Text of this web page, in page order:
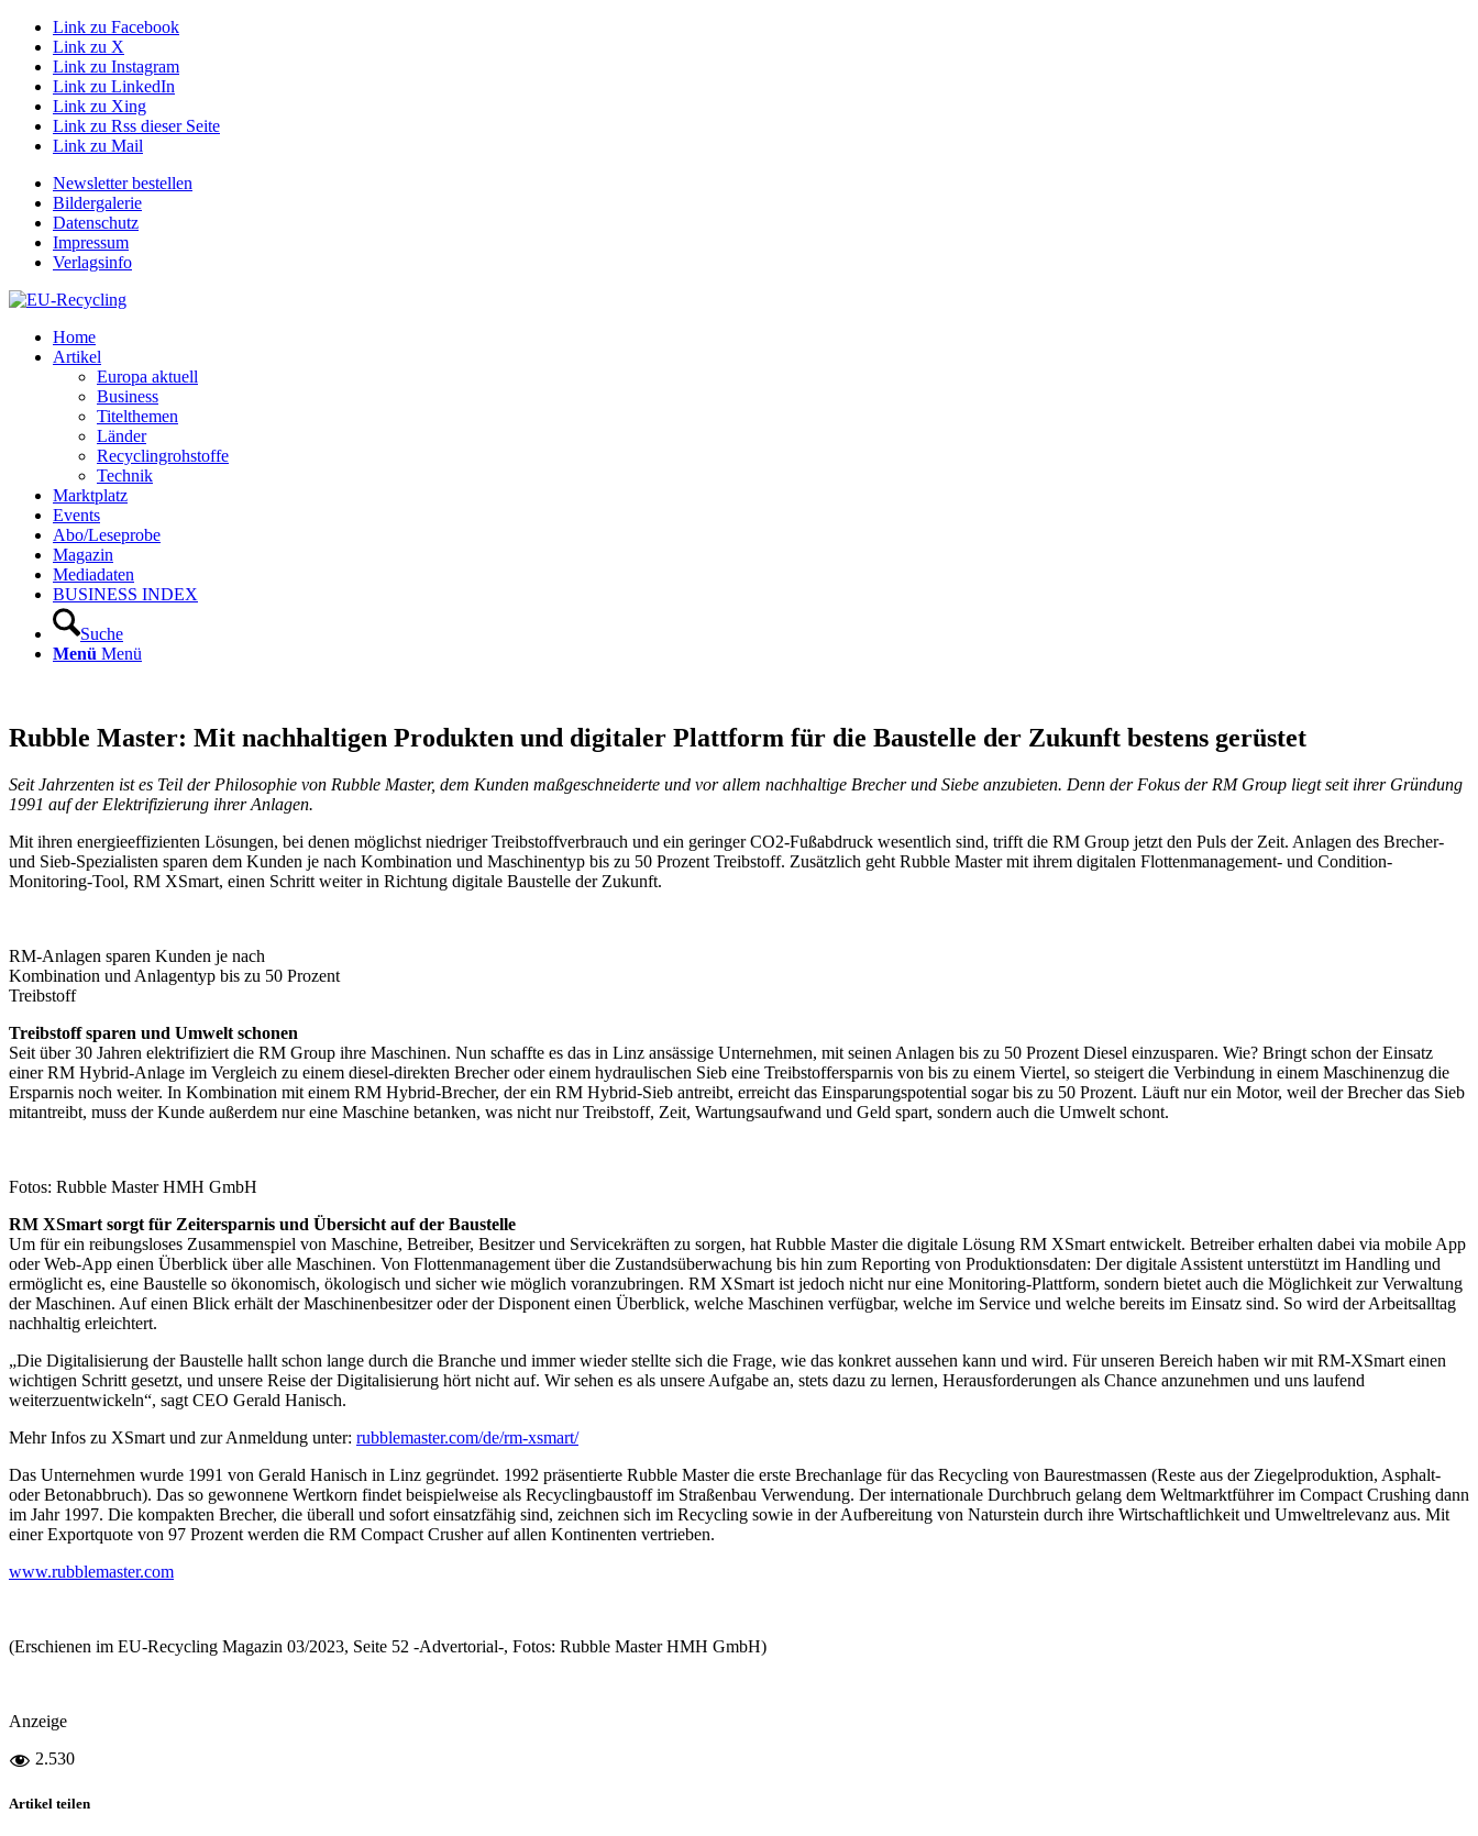
Link zu Facebook
Link zu X
Link zu Instagram
Link zu LinkedIn
Link zu Xing
Link zu Rss dieser Seite
Link zu Mail
Newsletter bestellen
Bildergalerie
Datenschutz
Impressum
Verlagsinfo
Home
Artikel
Europa aktuell
Business
Titelthemen
Länder
Recyclingrohstoffe
Technik
Marktplatz
Events
Abo/Leseprobe
Magazin
Mediadaten
BUSINESS INDEX
Suche
Menü Menü
Rubble Master: Mit nachhaltigen Produkten und digitaler Plattform für die Baustelle der Zukunft bestens gerüstet
Seit Jahrzenten ist es Teil der Philosophie von Rubble Master, dem Kunden maßgeschneiderte und vor allem nachhaltige Brecher und Siebe anzubieten. Denn der Fokus der RM Group liegt seit ihrer Gründung
1991 auf der Elektrifizierung ihrer Anlagen.
Mit ihren energieeffizienten Lösungen, bei denen möglichst niedriger Treibstoffverbrauch und ein geringer CO2-Fußabdruck wesentlich sind, trifft die RM Group jetzt den Puls der Zeit. Anlagen des Brecher-
und Sieb-Spezialisten sparen dem Kunden je nach Kombination und Maschinentyp bis zu 50 Prozent Treibstoff. Zusätzlich geht Rubble Master mit ihrem digitalen Flottenmanagement- und Condition-
Monitoring-Tool, RM XSmart, einen Schritt weiter in Richtung digitale Baustelle der Zukunft.
RM-Anlagen sparen Kunden je nach
Kombination und Anlagentyp bis zu 50 Prozent
Treibstoff
Treibstoff sparen und Umwelt schonen
Seit über 30 Jahren elektrifiziert die RM Group ihre Maschinen. Nun schaffte es das in Linz ansässige Unternehmen, mit seinen Anlagen bis zu 50 Prozent Diesel einzusparen. Wie? Bringt schon der Einsatz
einer RM Hybrid-Anlage im Vergleich zu einem diesel-direkten Brecher oder einem hydraulischen Sieb eine Treibstoffersparnis von bis zu einem Viertel, so steigert die Verbindung in einem Maschinenzug die
Ersparnis noch weiter. In Kombination mit einem RM Hybrid-Brecher, der ein RM Hybrid-Sieb antreibt, erreicht das Einsparungspotential sogar bis zu 50 Prozent. Läuft nur ein Motor, weil der Brecher das Sieb
mitantreibt, muss der Kunde außerdem nur eine Maschine betanken, was nicht nur Treibstoff, Zeit, Wartungsaufwand und Geld spart, sondern auch die Umwelt schont.
Fotos: Rubble Master HMH GmbH
RM XSmart sorgt für Zeitersparnis und Übersicht auf der Baustelle
Um für ein reibungsloses Zusammenspiel von Maschine, Betreiber, Besitzer und Servicekräften zu sorgen, hat Rubble Master die digitale Lösung RM XSmart entwickelt. Betreiber erhalten dabei via mobile App
oder Web-App einen Überblick über alle Maschinen. Von Flottenmanagement über die Zustandsüberwachung bis hin zum Reporting von Produktionsdaten: Der digitale Assistent unterstützt im Handling und
ermöglicht es, eine Baustelle so ökonomisch, ökologisch und sicher wie möglich voranzubringen. RM XSmart ist jedoch nicht nur eine Monitoring-Plattform, sondern bietet auch die Möglichkeit zur Verwaltung
der Maschinen. Auf einen Blick erhält der Maschinenbesitzer oder der Disponent einen Überblick, welche Maschinen verfügbar, welche im Service und welche bereits im Einsatz sind. So wird der Arbeitsalltag
nachhaltig erleichtert.
„Die Digitalisierung der Baustelle hallt schon lange durch die Branche und immer wieder stellte sich die Frage, wie das konkret aussehen kann und wird. Für unseren Bereich haben wir mit RM-XSmart einen
wichtigen Schritt gesetzt, und unsere Reise der Digitalisierung hört nicht auf. Wir sehen es als unsere Aufgabe an, stets dazu zu lernen, Herausforderungen als Chance anzunehmen und uns laufend
weiterzuentwickeln“, sagt CEO Gerald Hanisch.
Mehr Infos zu XSmart und zur Anmeldung unter: rubblemaster.com/de/rm-xsmart/
Das Unternehmen wurde 1991 von Gerald Hanisch in Linz gegründet. 1992 präsentierte Rubble Master die erste Brechanlage für das Recycling von Baurestmassen (Reste aus der Ziegelproduktion, Asphalt-
oder Betonabbruch). Das so gewonnene Wertkorn findet beispielweise als Recyclingbaustoff im Straßenbau Verwendung. Der internationale Durchbruch gelang dem Weltmarktführer im Compact Crushing dann
im Jahr 1997. Die kompakten Brecher, die überall und sofort einsatzfähig sind, zeichnen sich im Recycling sowie in der Aufbereitung von Naturstein durch ihre Wirtschaftlichkeit und Umweltrelevanz aus. Mit
einer Exportquote von 97 Prozent werden die RM Compact Crusher auf allen Kontinenten vertrieben.
www.rubblemaster.com
(Erschienen im EU-Recycling Magazin 03/2023, Seite 52 -Advertorial-, Fotos: Rubble Master HMH GmbH)
Anzeige
2.530
Artikel teilen